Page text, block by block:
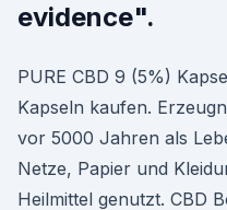
evidence".
PURE CBD 9 (5%)
Kapseln kaufen.
vor 5000 Jahren als
Netze, Papier und
Heilmittel genutzt. CBD